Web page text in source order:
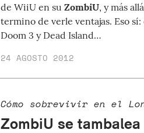
de WiiU en su ZombiU, y más
termino de verle ventajas. Eso
Doom 3 y Dead Island…
24 AGOSTO 2012
Cómo sobrevivir en el
ZombiU se